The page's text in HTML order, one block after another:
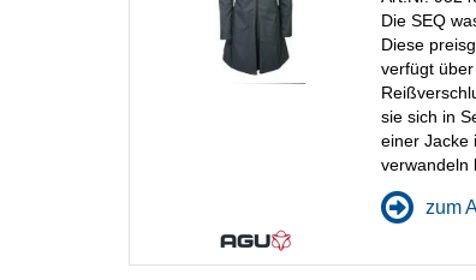
Die SEQ
Diese
verfügt
sie sich in
einer Jacke
verwandeln
zum